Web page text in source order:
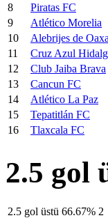
8
Piratas FC
9
Atlético Morelia
10
Alebrijes de
11
Cruz Azul
12
Club Jaiba Brava
13
Cancun FC
14
Atlético La Paz
15
Tepatitlán FC
16
Tlaxcala FC
2.5 gol
2.5 gol üstü 66.67% 2